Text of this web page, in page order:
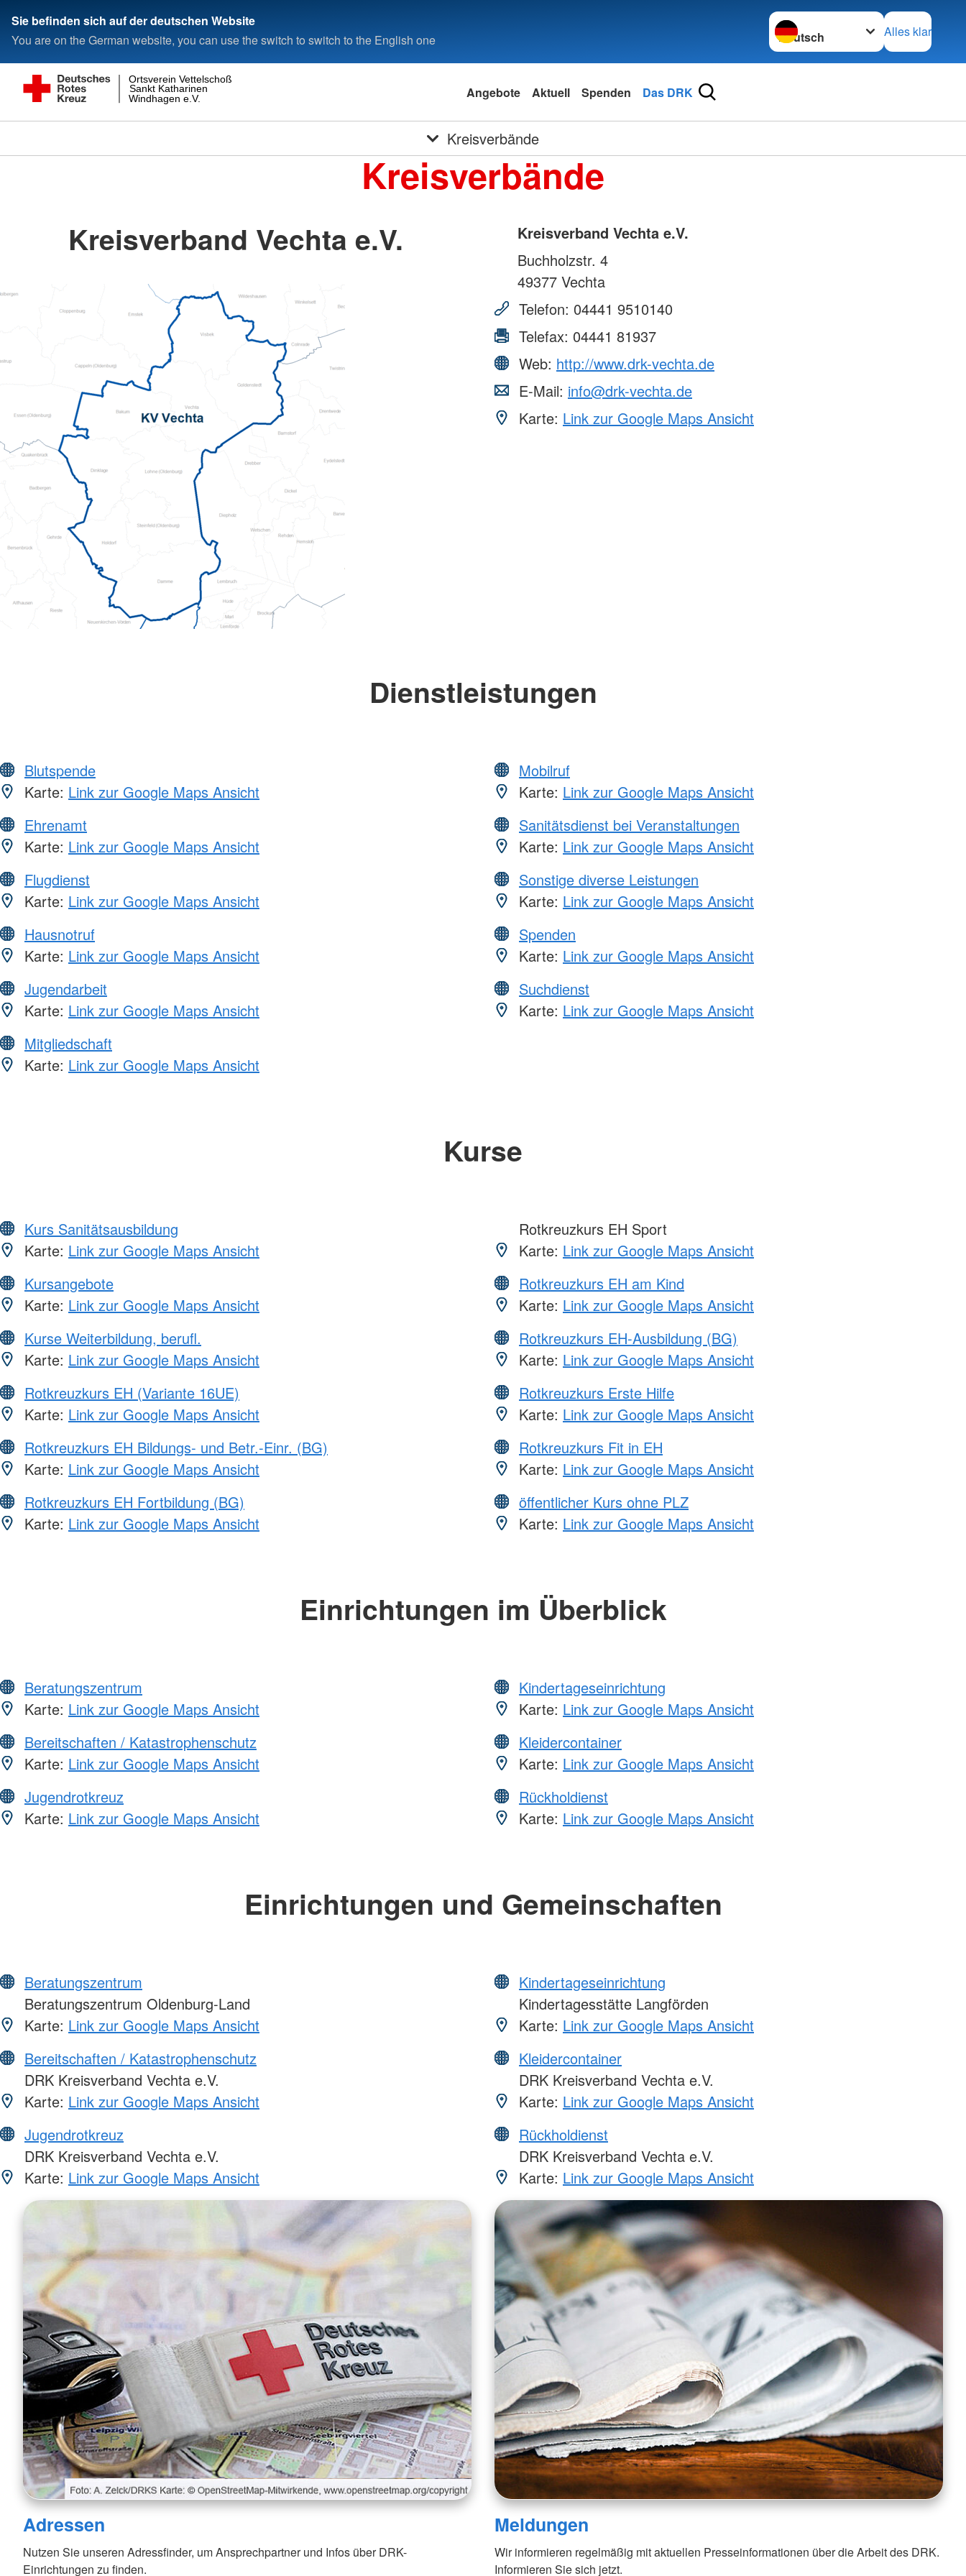
Sie befinden sich auf der deutschen Website
You are on the German website, you can use the switch to switch to the English one
Sprache wechseln zu
Alles klar
Windhagen e.V.
Sankt Katharinen
Ortsverein Vettelschoß
Angebote Aktuell Spenden Das DRK
Kreisverbände
Kreisverbände
Kreisverband Vechta e.V.
Kreisverband Vechta e.V.
Buchholzstr. 4
49377 Vechta
Telefon: 04441 9510140
Telefax: 04441 81937
Web: http://www.drk-vechta.de
E-Mail: info@drk-vechta.de
Karte: Link zur Google Maps Ansicht
Dienstleistungen
Blutspende
Karte: Link zur Google Maps Ansicht
Ehrenamt
Karte: Link zur Google Maps Ansicht
Flugdienst
Karte: Link zur Google Maps Ansicht
Hausnotruf
Karte: Link zur Google Maps Ansicht
Jugendarbeit
Karte: Link zur Google Maps Ansicht
Mitgliedschaft
Karte: Link zur Google Maps Ansicht
Mobilruf
Karte: Link zur Google Maps Ansicht
Sanitätsdienst bei Veranstaltungen
Karte: Link zur Google Maps Ansicht
Sonstige diverse Leistungen
Karte: Link zur Google Maps Ansicht
Spenden
Karte: Link zur Google Maps Ansicht
Suchdienst
Karte: Link zur Google Maps Ansicht
Kurse
Kurs Sanitätsausbildung
Karte: Link zur Google Maps Ansicht
Kursangebote
Karte: Link zur Google Maps Ansicht
Kurse Weiterbildung, berufl.
Karte: Link zur Google Maps Ansicht
Rotkreuzkurs EH (Variante 16UE)
Karte: Link zur Google Maps Ansicht
Rotkreuzkurs EH Bildungs- und Betr.-Einr. (BG)
Karte: Link zur Google Maps Ansicht
Rotkreuzkurs EH Fortbildung (BG)
Karte: Link zur Google Maps Ansicht
Rotkreuzkurs EH Sport
Karte: Link zur Google Maps Ansicht
Rotkreuzkurs EH am Kind
Karte: Link zur Google Maps Ansicht
Rotkreuzkurs EH-Ausbildung (BG)
Karte: Link zur Google Maps Ansicht
Rotkreuzkurs Erste Hilfe
Karte: Link zur Google Maps Ansicht
Rotkreuzkurs Fit in EH
Karte: Link zur Google Maps Ansicht
öffentlicher Kurs ohne PLZ
Karte: Link zur Google Maps Ansicht
Einrichtungen im Überblick
Beratungszentrum
Karte: Link zur Google Maps Ansicht
Bereitschaften / Katastrophenschutz
Karte: Link zur Google Maps Ansicht
Jugendrotkreuz
Karte: Link zur Google Maps Ansicht
Kindertageseinrichtung
Karte: Link zur Google Maps Ansicht
Kleidercontainer
Karte: Link zur Google Maps Ansicht
Rückholdienst
Karte: Link zur Google Maps Ansicht
Einrichtungen und Gemeinschaften
Beratungszentrum
Beratungszentrum Oldenburg-Land
Karte: Link zur Google Maps Ansicht
Bereitschaften / Katastrophenschutz
DRK Kreisverband Vechta e.V.
Karte: Link zur Google Maps Ansicht
Jugendrotkreuz
DRK Kreisverband Vechta e.V.
Karte: Link zur Google Maps Ansicht
Kindertageseinrichtung
Kindertagesstätte Langförden
Karte: Link zur Google Maps Ansicht
Kleidercontainer
DRK Kreisverband Vechta e.V.
Karte: Link zur Google Maps Ansicht
Rückholdienst
DRK Kreisverband Vechta e.V.
Karte: Link zur Google Maps Ansicht
Adressen
Nutzen Sie unseren Adressfinder, um Ansprechpartner und Infos über DRK-
Einrichtungen zu finden.
Meldungen
Wir informieren regelmäßig mit aktuellen Presseinformationen über die Arbeit des DRK.
Informieren Sie sich jetzt.